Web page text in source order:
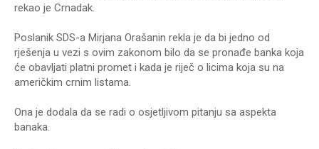
rekao je Crnadak.
Poslanik SDS-a Mirjana Orašanin rekla je da bi jedno od
rješenja u vezi s ovim zakonom bilo da se pronađe banka koja
će obavljati platni promet i kada je riječ o licima koja su na
američkim crnim listama.
Ona je dodala da se radi o osjetljivom pitanju sa aspekta
banaka.